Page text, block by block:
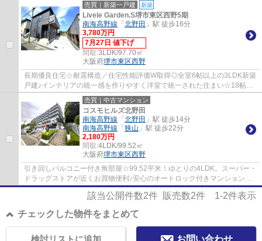
売買｜新築一戸建 新築
Livele Garden.S堺市東区西野5期
南海高野線 「 北野田 」駅 徒歩16分
3,780万円
7月27日 値下げ
間取:3LDK/97.70㎡
大阪府堺市東区西野
長期優良住宅☆耐震構造／住宅性能評価W取得◎全室6帖以上の3LDK新築
戸建♪インテリアの統一感を作りやすく洋室で統一された住まい☆18帖の
LDKは三方に窓を設け、陽当たり・通風良好◎カウ...
売買｜中古マンション
コスモヒルズ北野田
南海高野線 「 北野田 」駅 徒歩14分
南海高野線 「 狭山 」駅 徒歩22分
2,180万円
間取:4LDK/99.52㎡
大阪府堺市東区西野
引き回しバルコニー付き角部屋☆99.52平米！ゆとりの4LDK。スーパー・
ドラッグストアが近くお買物便利♪安心のオートロック付きマンション！
独立性・プライバシー性の高い専用ポーチ有◎L...
該当公開件数2件 販売数2件 1-2件表示
チェックした物件をまとめて
お問い合わせ
検討リストに追加